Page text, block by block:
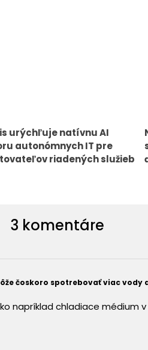
urýchľuje natívnu AI
autonómnych IT pre
riadených služieb
3 komentáre
čoskoro spotrebovať viac vody
napríklad chladiace médium